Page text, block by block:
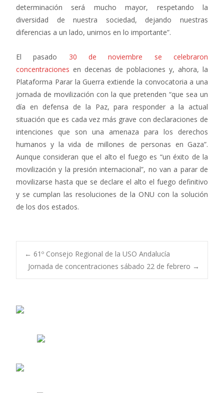
determinación será mucho mayor, respetando la
diversidad de nuestra sociedad, dejando nuestras
diferencias a un lado, unirnos en lo importante”.
El pasado 30 de noviembre se celebraron
concentraciones en decenas de poblaciones y, ahora, la
Plataforma Parar la Guerra extiende la convocatoria a una
jornada de movilización con la que pretenden “que sea un
día en defensa de la Paz, para responder a la actual
situación que es cada vez más grave con declaraciones de
intenciones que son una amenaza para los derechos
humanos y la vida de millones de personas en Gaza”.
Aunque consideran que el alto el fuego es “un éxito de la
movilización y la presión internacional”, no van a parar de
movilizarse hasta que se declare el alto el fuego definitivo
y se cumplan las resoluciones de la ONU con la solución
de los dos estados.
Navegación
← 61º Consejo Regional de la USO Andalucía
Jornada de concentraciones sábado 22 de febrero →